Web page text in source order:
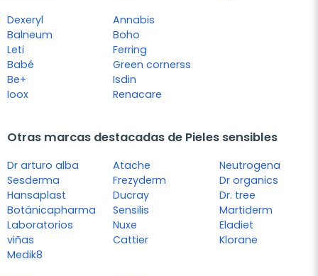
Dexeryl
Balneum
Leti
Babé
Be+
Ioox
Annabis
Boho
Ferring
Green cornerss
Isdin
Renacare
Otras marcas destacadas de Pieles sensibles
Dr arturo alba
Sesderma
Hansaplast
Botánicapharma
Laboratorios
viñas
Medik8
Atache
Frezyderm
Ducray
Sensilis
Nuxe
Cattier
Neutrogena
Dr organics
Dr. tree
Martiderm
Eladiet
Klorane